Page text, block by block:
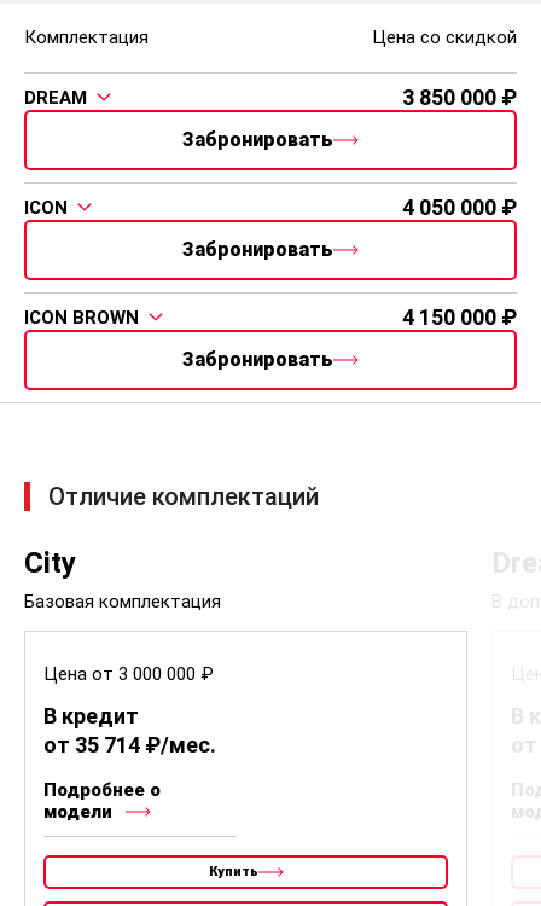
Комплектация Цена со скидкой
DREAM 3 850 000
Забронировать
ICON 4 050 000
Забронировать
ICON BROWN 4 150 000
Забронировать
Отличие комплектаций
City
Базовая комплектация
Цена от 3 000 000 ₽
В кредит
от 35 714 ₽/мес.
Подробнее о
модели
Купить
В
В